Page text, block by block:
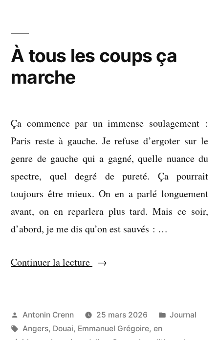
péquins
À tous les coups ça
marche
Ça commence par un immense soulagement :
Paris reste à gauche. Je refuse d’ergoter sur le
genre de gauche qui a gagné, quelle nuance du
spectre, quel degré de pureté. Ça pourrait
toujours être mieux. On en a parlé longuement
avant, on en reparlera plus tard. Mais ce soir,
d’abord, je me dis qu’on est sauvés : …
Continuer la lecture « À
coups
ça
Publié
par
Antonin Crenn 25 mars 2026
Publié
Journal
Étiquettes :
Angers, Douai, Emmanuel Grégoire, en